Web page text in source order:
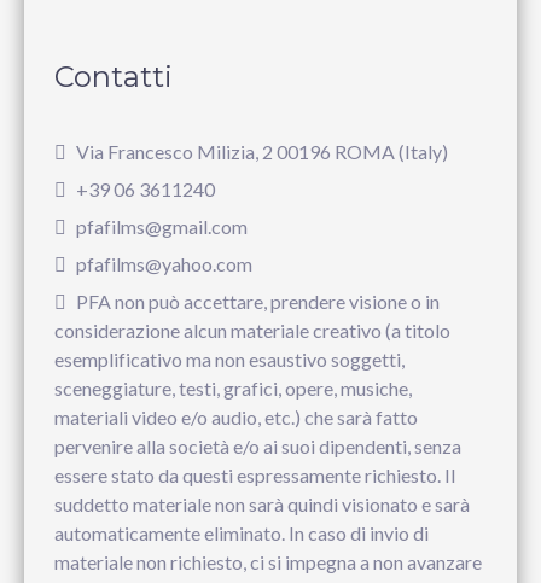
Contatti
Via Francesco Milizia, 2 00196 ROMA (Italy)
+39 06 3611240
pfafilms@gmail.com
pfafilms@yahoo.com
PFA non può accettare, prendere visione o in
considerazione alcun materiale creativo (a titolo
esemplificativo ma non esaustivo soggetti,
sceneggiature, testi, grafici, opere, musiche,
materiali video e/o audio, etc.) che sarà fatto
pervenire alla società e/o ai suoi dipendenti, senza
essere stato da questi espressamente richiesto. Il
suddetto materiale non sarà quindi visionato e sarà
automaticamente eliminato. In caso di invio di
materiale non richiesto, ci si impegna a non avanzare